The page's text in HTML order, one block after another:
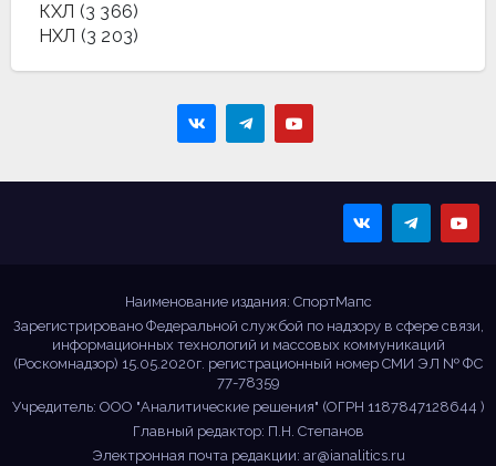
КХЛ (3 366)
НХЛ (3 203)
Наименование издания: СпортМапс
Зарегистрировано Федеральной службой по надзору в сфере связи,
информационных технологий и массовых коммуникаций
(Роскомнадзор) 15.05.2020г. регистрационный номер СМИ ЭЛ № ФС
77-78359
Учредитель: ООО "Аналитические решения" (ОГРН 1187847128644 )
Главный редактор: П.Н. Степанов
Электронная почта редакции: ar@ianalitics.ru